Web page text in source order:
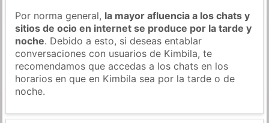
Por norma general, la mayor afluencia a los chats y
sitios de ocio en internet se produce por la tarde y
noche. Debido a esto, si deseas entablar
conversaciones con usuarios de Kimbila, te
recomendamos que accedas a los chats en los
horarios en que en Kimbila sea por la tarde o de
noche.